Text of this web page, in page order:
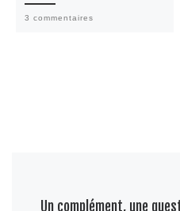
3 commentaires
Un complément, une